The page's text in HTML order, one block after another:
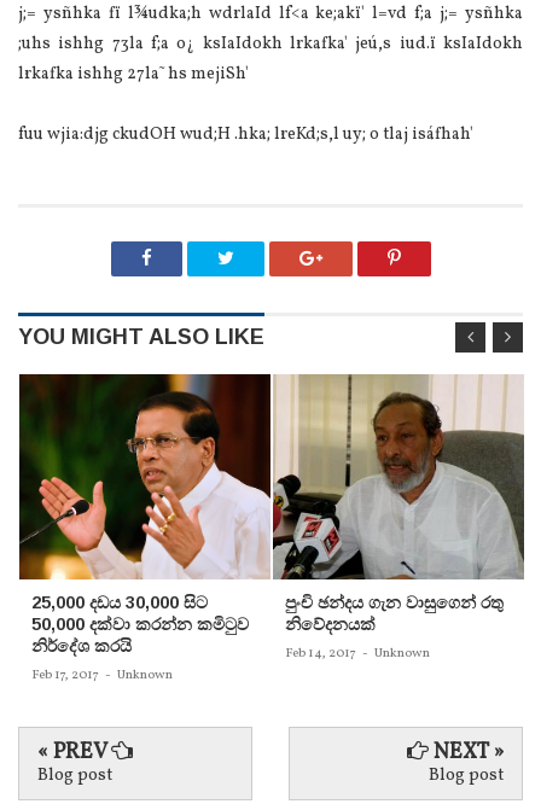
j;= ysñhka fï l¾udka;h wdrlaId lf<a ke;akï' l=vd f;a j;= ysñhka
;uhs ishhg 73la f;a o¿ ksIaIdokh lrkafka' jeú,s iud.ï ksIaIdokh
lrkafka ishhg 27la˜‍ hs mejiSh'
fuu wjia:djg ckudOH wud;H .hka; lreKd;s,l uy; o tlaj isáfhah'
YOU MIGHT ALSO LIKE
25,000 දඩය 30,000 සිට
50,000 දක්වා කරන්න කමිටුව
නිර්දේශ කරයි
Feb 17, 2017 - Unknown
පුංචි ඡන්දය ගැන වාසුගෙන් රතු
නිවේදනයක්‌
Feb 14, 2017 - Unknown
« PREV
Blog post
NEXT »
Blog post